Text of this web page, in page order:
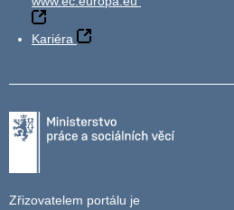
Kariéra
Zřizovatelem portálu je